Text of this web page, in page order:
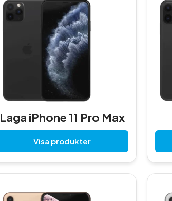
Laga iPhone 11 Pro Max
Visa produkter